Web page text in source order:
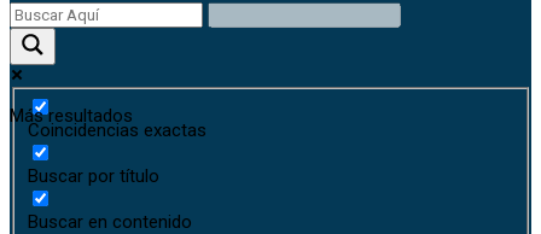
Más resultados
Coincidencias exactas
Buscar por título
Buscar en contenido